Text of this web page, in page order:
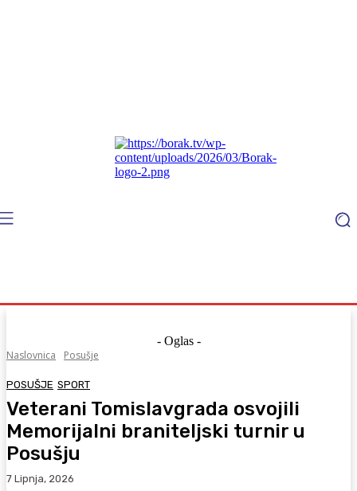
- Oglas -
Naslovnica
Posušje
POSUŠJE SPORT
Veterani Tomislavgrada osvojili
Memorijalni braniteljski turnir u
Posušju
7 Lipnja, 2026